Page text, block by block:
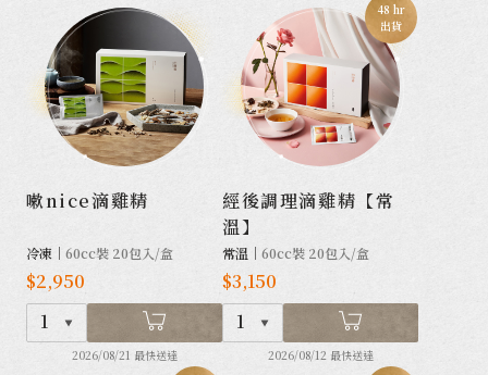
嗽nice滴雞精
冷凍｜ 60cc裝 20包入/盒
$2,950
1
2026/08/21 最快送達
48 hr
出貨
經後調理滴雞精【常
溫】
常溫｜ 60cc裝 20包入/盒
$3,150
1
2026/08/12 最快送達